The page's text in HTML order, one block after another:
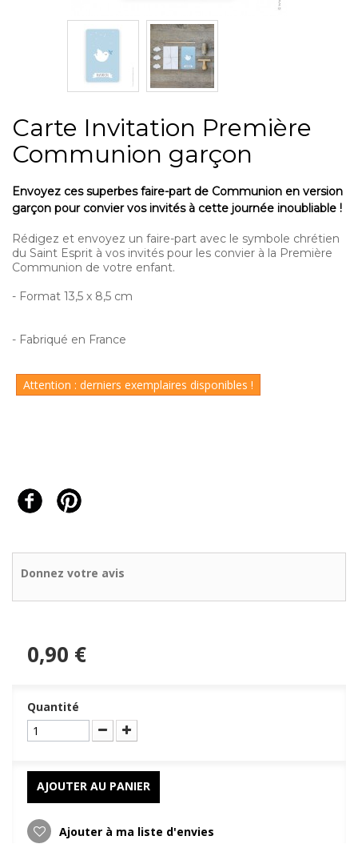
Carte Invitation Première
Communion garçon
Envoyez ces superbes faire-part de Communion en version
garçon pour convier vos invités à cette journée inoubliable !
Rédigez et envoyez un faire-part avec le symbole chrétien
du Saint Esprit à vos invités pour les convier à la Première
Communion de votre enfant.
- Format 13,5 x 8,5 cm
- Fabriqué en France
Attention : derniers exemplaires disponibles !
Donnez votre avis
0,90 €
Quantité
AJOUTER AU PANIER
Ajouter à ma liste d'envies